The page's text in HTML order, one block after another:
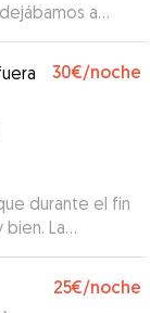
a
Además nos
y vídeos
claro que ambas
Moltes
30€/noche
durante el fin
bien. La
estuvo
momento se
sin duda. La
25€/noche